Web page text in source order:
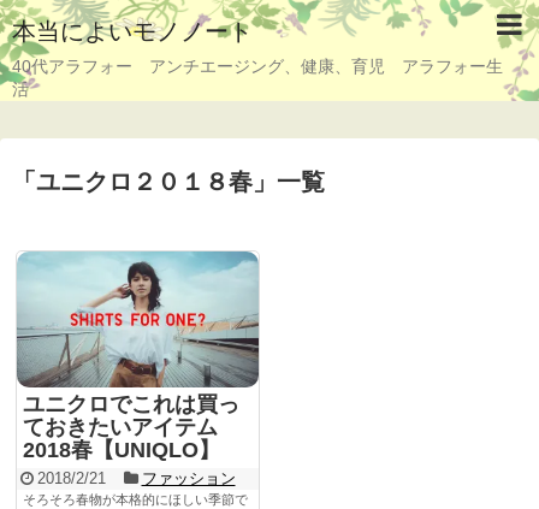
本当によいモノノート
40代アラフォー アンチエージング、健康、育児 アラフォー生
活
「 ユニクロ２０１８春 」 一覧
ユニクロでこれは買っ
ておきたいアイテム
2018春【UNIQLO】
2018/2/21 ファッション
そろそろ春物が本格的にほしい季節で